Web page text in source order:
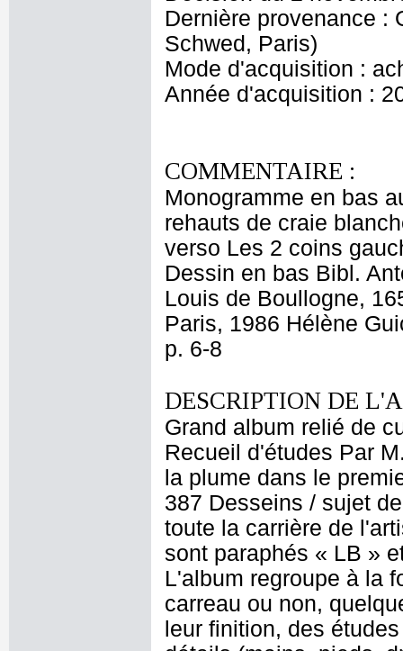
Dernière provenance :
Schwed, Paris)
Mode d'acquisition :
Année d'acquisition :
COMMENTAIRE :
Monogramme en bas
rehauts de craie
verso Les 2 coins
Dessin en bas Bibl.
Louis de Boullogne,
Paris, 1986 Hélène
p. 6-8
DESCRIPTION DE
Grand album relié de
Recueil d'études Par
la plume dans le
387 Desseins / sujet
toute la carrière de
sont paraphés « LB »
L'album regroupe à la
carreau ou non,
leur finition, des